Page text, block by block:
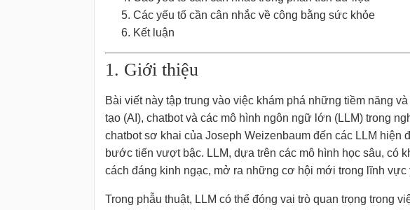
Các yếu tố cần cân nhắc về công bằng sức khỏe
Kết luận
1. Giới thiệu
Bài viết này tập trung vào việc khám phá những tiềm năng
tạo (AI), chatbot và các mô hình ngôn ngữ lớn (LLM) trong
chatbot sơ khai của Joseph Weizenbaum đến các LLM hiện
bước tiến vượt bậc. LLM, dựa trên các mô hình học sâu, có
cách đáng kinh ngạc, mở ra những cơ hội mới trong lĩnh vực
Trong phẫu thuật, LLM có thể đóng vai trò quan trọng trong